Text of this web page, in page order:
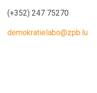
(+352) 247 75270
demokratielabo@zpb.lu